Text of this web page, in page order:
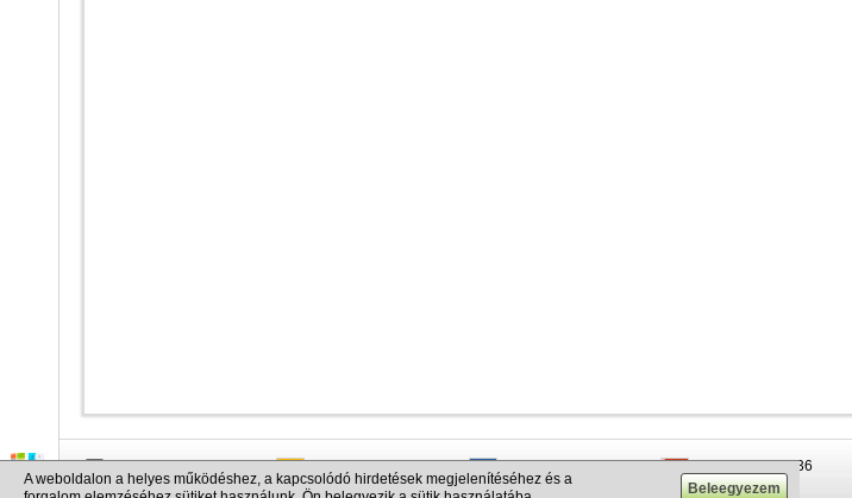
info@cargo.lt
+370 655 17777
+380 50 337-20-47
+375 29 679-1236
A weboldalon a helyes működéshez, a kapcsolódó hirdetések megjelenítéséhez és a